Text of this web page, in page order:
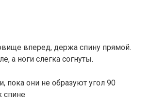
вперед, держа спину прямой.
а ноги слегка согнуты.
пока они не образуют угол 90
спине